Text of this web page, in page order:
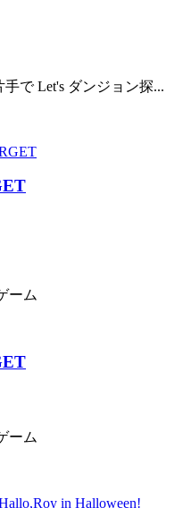
で Let's ダンジョン探...
ーム
ーム